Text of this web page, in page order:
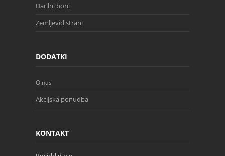
Darilni boni
Zemljevid strani
DODATKI
O nas
Akcijska ponudba
KONTAKT